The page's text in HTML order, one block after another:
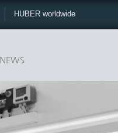
HUBER worldwide
NEWS